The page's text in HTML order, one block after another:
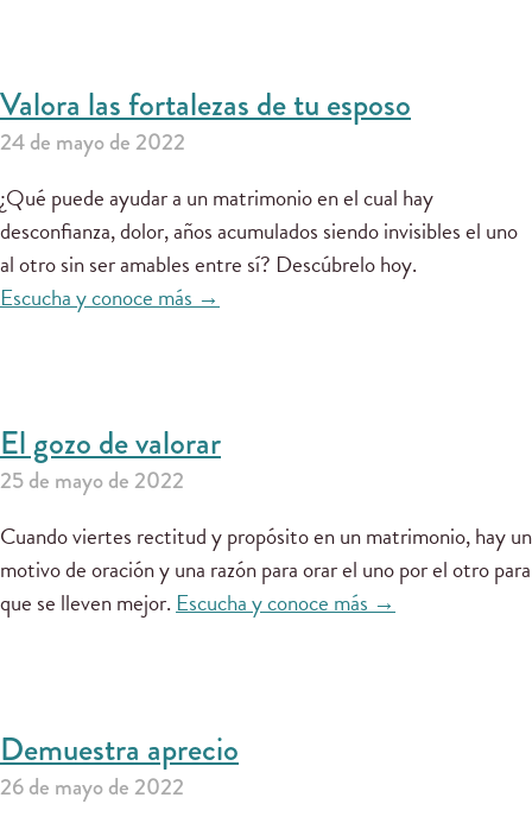
Valora las fortalezas de tu esposo
24 de mayo de 2022
¿Qué puede ayudar a un matrimonio en el cual hay
desconfianza, dolor, años acumulados siendo invisibles el uno
al otro sin ser amables entre sí? Descúbrelo hoy.
Escucha y conoce más →
El gozo de valorar
25 de mayo de 2022
Cuando viertes rectitud y propósito en un matrimonio, hay un
motivo de oración y una razón para orar el uno por el otro para
que se lleven mejor.Escucha y conoce más →
Demuestra aprecio
26 de mayo de 2022